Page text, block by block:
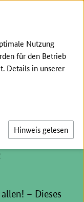
Müller
– Dieses
Nutzung
für den Betrieb
Details in unserer
Hinweis gelesen